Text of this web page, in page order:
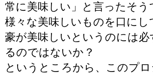
常に美味しい」と言ったそう
様々な美味しいものを口にし
豪が美味しいというのには必
るのではないか？
というところから、このプ